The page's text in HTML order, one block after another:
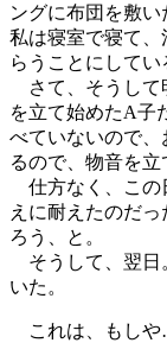
ングに布団を敷い
私は寝室で寝て、
らうことにしてい
さて、そうして
を立て始めたA子
べていないので
るので、物音を立
仕方なく、この
えに耐えたのだ
ろう、と。
そうして、翌日
いた。
これは、もしや